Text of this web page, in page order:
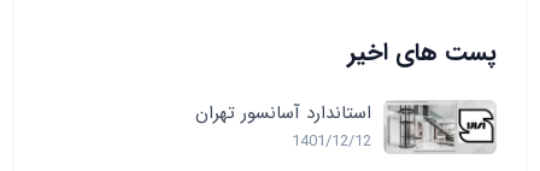
پست های اخیر
استاندارد آسانسور تهران
1401/12/12